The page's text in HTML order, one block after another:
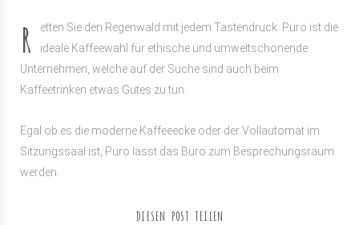
R
etten Sie den Regenwald mit jedem Tastendruck. Puro ist die
ideale Kaffeewahl für ethische und umweltschonende
Unternehmen, welche auf der Suche sind auch beim
Kaffeetrinken etwas Gutes zu tun.
Egal ob es die moderne Kaffeeecke oder der Vollautomat im
Sitzungssaal ist, Puro lässt das Büro zum Besprechungsraum
werden.
DIESEN POST TEILEN